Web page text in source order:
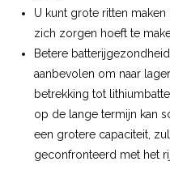
U kunt grote ritten
zich zorgen hoeft te
Betere
aanbevolen om naar
betrekking tot
op de lange termijn kan
een grotere capaciteit,
geconfronteerd met het